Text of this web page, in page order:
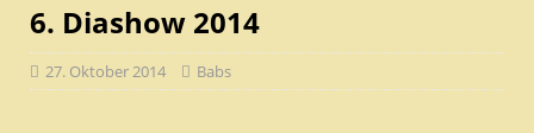
6. Diashow 2014
27. Oktober 2014 Babs